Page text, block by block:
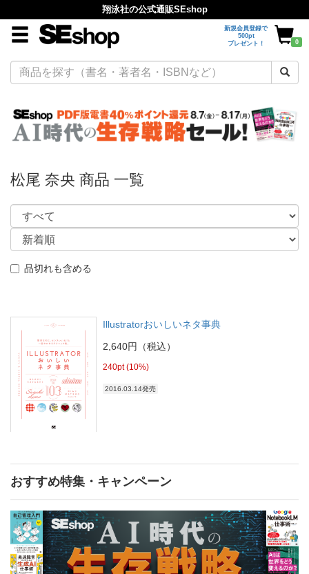
翔泳社の公式通販SEshop
新規会員登録で
500pt
プレゼント！
0
松尾 奈央 商品 一覧
品切れも含める
Illustratorおいしいネタ事典
2,640円（税込）
240pt (10%)
2016.03.14発売
おすすめ特集・キャンペーン